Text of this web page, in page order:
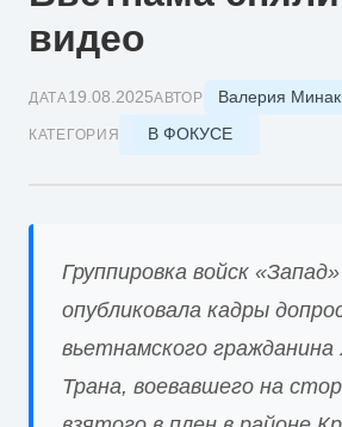
видео
ДАТА19.08.2025АВТОР Валерия
КАТЕГОРИЯ В ФОКУСЕ
Группировка войск «Запад»
опубликовала кадры
вьетнамского
Трана, воевавшего на